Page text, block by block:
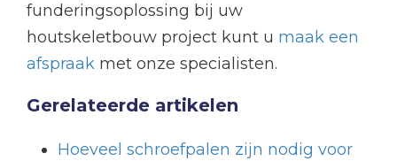
funderingsoplossing bij uw
houtskeletbouw project kunt u maak een
afspraak met onze specialisten.
Gerelateerde artikelen
Hoeveel schroefpalen zijn nodig voor